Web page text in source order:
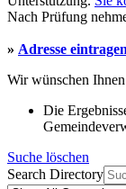
Nach Prüfung
» Adresse eintragen
Wir wünschen
Die
Suche löschen
Search Directory